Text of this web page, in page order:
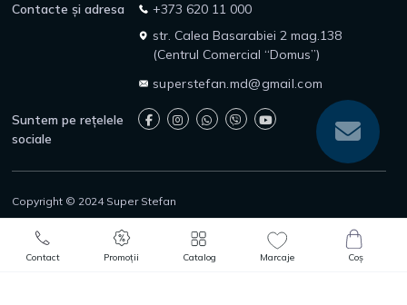
Contact Promoții Catalog Marcaje
0
Coș
Adaugă în Coș
Contacte și adresa
+373 620 11 000
str. Calea Basarabiei 2 mag.138
(Centrul Comercial “Domus”)
superstefan.md@gmail.com
Suntem pe rețelele
sociale
Copyright © 2024 Super Stefan
Politica de confidențialitate
Politica de returnare
Protecția consumatorilor